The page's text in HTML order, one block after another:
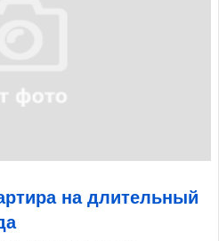
на длительный